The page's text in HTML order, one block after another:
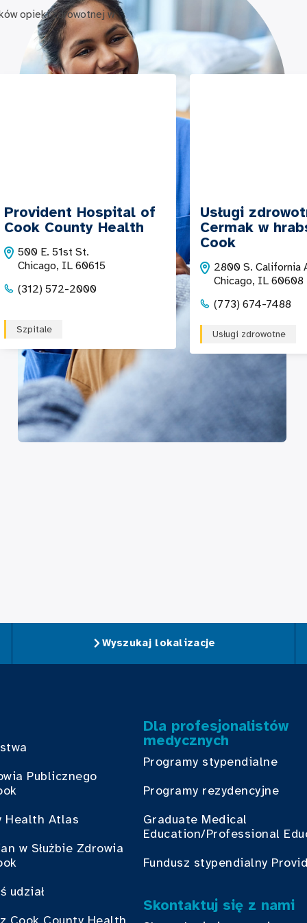
opieki zdrowotnej w
Provident Hospital of
Cook County Health
500 E. 51st St.
Chicago, IL 60615
(312) 572-2000
Szpitale
Usługi
Cermak w
Cook
2800 S. California
Chicago, IL 60608
(773) 674-7488
Usługi zdrowotne
Wyszukaj lokalizacje
Publicznego
Health Atlas
w Służbie Zdrowia
udział
Dla profesjonalistów
medycznych
Programy stypendialne
Programy rezydencyjne
Graduate Medical
Education/Professional
Fundusz stypendialny
Skontaktuj się z nami